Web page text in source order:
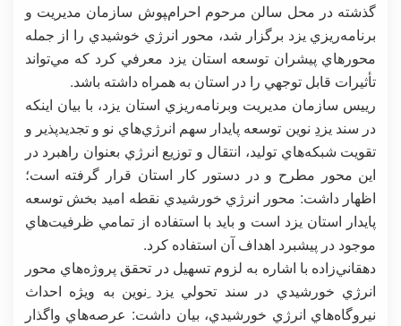
گذشته در محل سالن مرحوم احرام‌‍‍پوش سازمان مديريت و
برنامه‌ريزي يزد برگزار شد، محور انرژي خوشيدي را از جمله
محورهاي پيشران توسعه استان يزد معرفي كرد كه مي‌تواند
تأثيرات قابل توجهي را در استان به همراه داشته باشد.
رييس سازمان مديريت وبرنامه‌ريزي استان يزد، با بيان اينكه
در سند يزدِ نوين توسعه پايدار سهم انرژي‌هاي نو و تجديدپذير و
تقويت شبكه‌هاي توليد، انتقال و توزيع انرژي بعنوان راهبرد در
اين محور مطرح و در دستور كار استان قرار گرفته است؛
اظهار داشت: محور انرژي خورشيدي نقطه اميد بخش توسعه
پايدار استان يزد است و بايد با استفاده از تمامي ظرفيت‌هاي
موجود در پيشبرد اهداف آن استفاده كرد.
دهقاني‌زاده با اشاره به لزوم تسهيل در تحقق پروژه‌هاي محور
انرژي خورشيدي در سند تحولي يزد ِنوين به ويژه احداث
نيروگاه‌هاي انرژي خورشيدي، بيان داشت: عرصه‌هاي واگذار